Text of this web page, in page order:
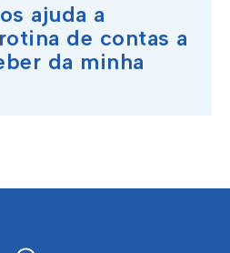
ajuda a
de contas a
da minha